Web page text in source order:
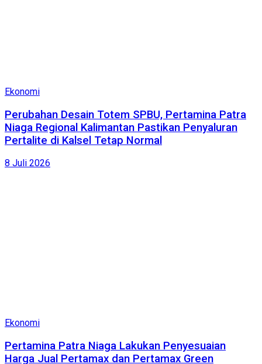
Ekonomi
Perubahan Desain Totem SPBU, Pertamina Patra
Niaga Regional Kalimantan Pastikan Penyaluran
Pertalite di Kalsel Tetap Normal
8 Juli 2026
Ekonomi
Pertamina Patra Niaga Lakukan Penyesuaian
Harga Jual Pertamax dan Pertamax Green